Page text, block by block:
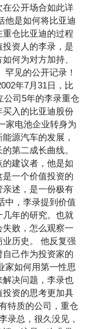
公开场合如此详
他是如何将比亚迪
仓比亚迪的过程
资人的李录，是
何为对方加持、
见的公开记录！
年7月31日，比
公司5年的李录重仓
入的比亚迪股份
家电池企业转身为
源汽车的发展，
第二成长曲线。
建议者，他是如
一个价值投资的
述，是一份极有
中，李录提到价值
年的研究。也就
败，怎么观察一
历史。 他反复强
己作为投资家的
家如何用第一性思
决问题，李录也
资的思考更加具
特质的公司，重仓
录总，很久没见，